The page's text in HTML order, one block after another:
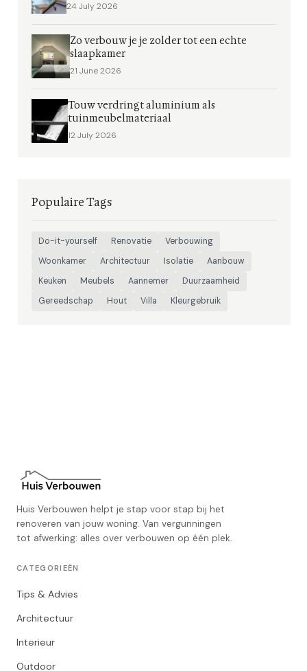
24 July 2026
Zo verbouw je je zolder tot een echte
slaapkamer
21 June 2026
Touw verdringt aluminium als
tuinmeubelmateriaal
12 July 2026
Populaire Tags
Do-it-yourself Renovatie
Verbouwing
Woonkamer
Architectuur Isolatie
Aanbouw
Keuken
Meubels Aannemer
Duurzaamheid
Gereedschap
Hout Villa Kleurgebruik
Huis Verbouwen helpt je stap voor stap bij het
renoveren van jouw woning. Van vergunningen
tot afwerking: alles over verbouwen op één plek.
CATEGORIEËN
Tips & Advies
Architectuur
Interieur
Outdoor